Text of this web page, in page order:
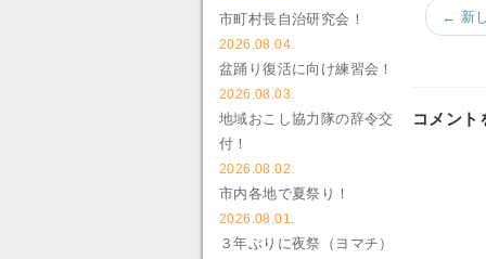
← 新
コメント
市町村長自治研究会！
2026.08.04.
盆踊り復活に向け練習会！
2026.08.03.
地域おこし協力隊の辞令交
付！
2026.08.02.
市内各地で夏祭り！
2026.08.01.
３年ぶりに夜祭（ヨマチ）